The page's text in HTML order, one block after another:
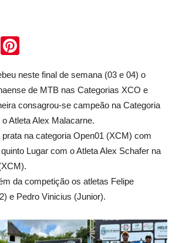
WhatsApp
neste final de semana (03 e 04) o
de MTB nas Categorias XCO e
consagrou-se campeão na Categoria
Atleta Alex Malacarne.
na categoria Open01 (XCM) com
Lugar com o Atleta Alex Schafer na
da competição os atletas Felipe
e Pedro Vinicius (Junior).